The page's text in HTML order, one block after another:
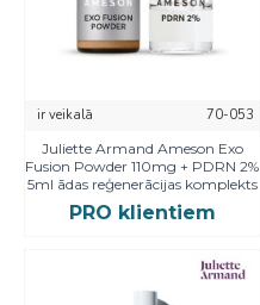
ir veikalā
70-053
Juliette Armand Ameson Exo
Fusion Powder 110mg + PDRN 2%
5ml ādas reģenerācijas komplekts
PRO klientiem